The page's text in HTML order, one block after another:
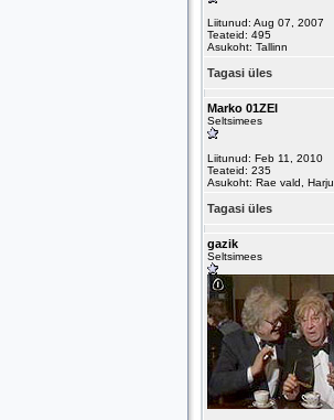
Liitunud: Aug 07, 2007
Teateid: 495
Asukoht: Tallinn
Tagasi üles
Marko 01ZEI
Seltsimees
Liitunud: Feb 11, 2010
Teateid: 235
Asukoht: Rae vald,
Tagasi üles
gazik
Seltsimees